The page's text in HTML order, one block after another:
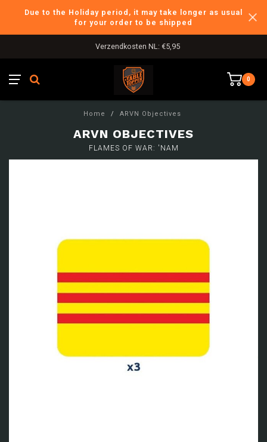
Due to the Holiday period, it may take longer as usual
for your order to be shipped
Verzendkosten NL: €5,95
0
Home / ARVN Objectives
ARVN OBJECTIVES
FLAMES OF WAR: 'NAM